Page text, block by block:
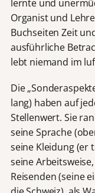
lernte und
Organist und
Buchseiten Zeit
ausführliche
lebt niemand im
Die
lang) haben auf
Stellenwert. Sie
seine Sprache
seine Kleidung (er
seine
Reisenden (seine